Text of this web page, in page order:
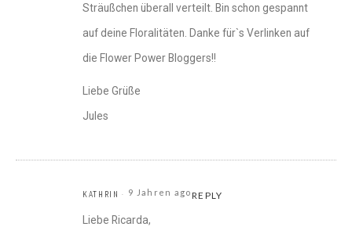
Sträußchen überall verteilt. Bin schon gespannt
auf deine Floralitäten. Danke für`s Verlinken auf
die Flower Power Bloggers!!
Liebe Grüße
Jules
KATHRIN 9 Jahren agoREPLY
Liebe Ricarda,